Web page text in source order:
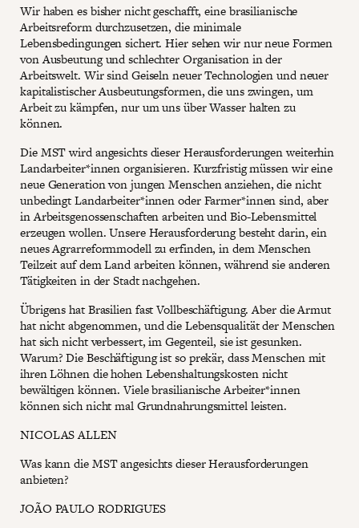
Wir haben es bisher nicht geschafft, eine brasilianische
Arbeitsreform durchzusetzen, die minimale
Lebensbedingungen sichert. Hier sehen wir nur neue Formen
von Ausbeutung und schlechter Organisation in der
Arbeitswelt. Wir sind Geiseln neuer Technologien und neuer
kapitalistischer Ausbeutungsformen, die uns zwingen, um
Arbeit zu kämpfen, nur um uns über Wasser halten zu
können.
Die MST wird angesichts dieser Herausforderungen weiterhin
Landarbeiter*innen organisieren. Kurzfristig müssen wir eine
neue Generation von jungen Menschen anziehen, die nicht
unbedingt Landarbeiter*innen oder Farmer*innen sind, aber
in Arbeitsgenossenschaften arbeiten und Bio-Lebensmittel
erzeugen wollen. Unsere Herausforderung besteht darin, ein
neues Agrarreformmodell zu erfinden, in dem Menschen
Teilzeit auf dem Land arbeiten können, während sie anderen
Tätigkeiten in der Stadt nachgehen.
Übrigens hat Brasilien fast Vollbeschäftigung. Aber die Armut
hat nicht abgenommen, und die Lebensqualität der Menschen
hat sich nicht verbessert, im Gegenteil, sie ist gesunken.
Warum? Die Beschäftigung ist so prekär, dass Menschen mit
ihren Löhnen die hohen Lebenshaltungskosten nicht
bewältigen können. Viele brasilianische Arbeiter*innen
können sich nicht mal Grundnahrungsmittel leisten.
NICOLAS ALLEN
Was kann die MST angesichts dieser Herausforderungen
anbieten?
JOÃO PAULO RODRIGUES